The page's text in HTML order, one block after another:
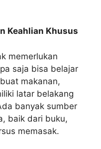
Keahlian Khusus
memerlukan
saja bisa belajar
makanan,
latar belakang
banyak sumber
baik dari buku,
memasak.